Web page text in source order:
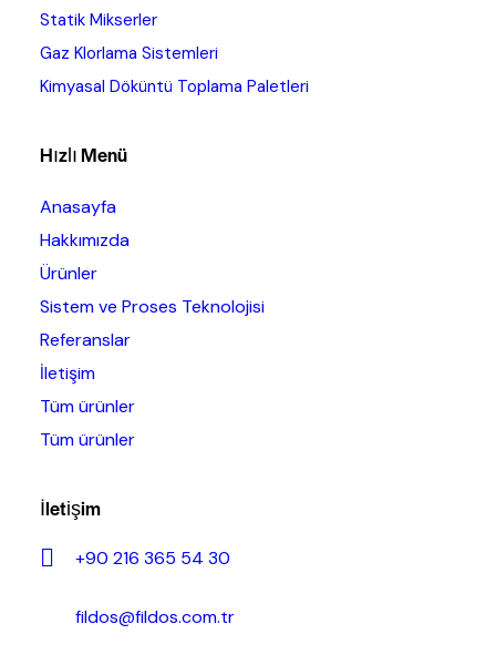
Statik Mikserler
Gaz Klorlama Sistemleri
Kimyasal Döküntü Toplama Paletleri
Hızlı Menü
Anasayfa
Hakkımızda
Ürünler
Sistem ve Proses Teknolojisi
Referanslar
İletişim
Tüm ürünler
Tüm ürünler
İletişim
+90 216 365 54 30
fildos@fildos.com.tr